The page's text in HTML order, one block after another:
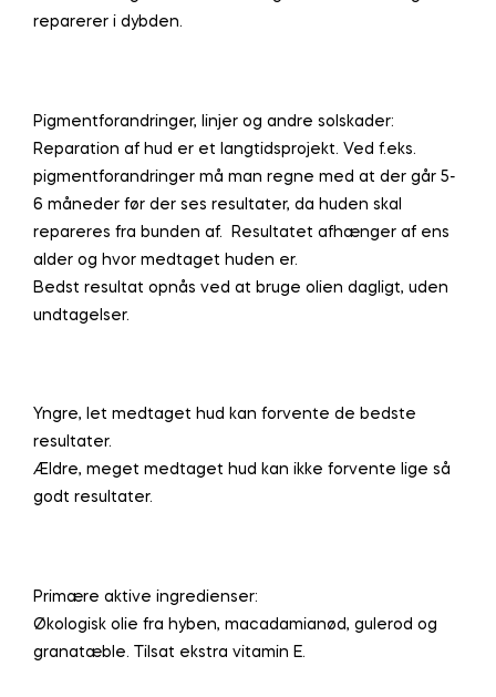
reparerer i dybden.
Pigmentforandringer, linjer og andre solskader:
Reparation af hud er et langtidsprojekt. Ved f.eks.
pigmentforandringer må man regne med at der går 5-
6 måneder før der ses resultater, da huden skal
repareres fra bunden af. Resultatet afhænger af ens
alder og hvor medtaget huden er.
Bedst resultat opnås ved at bruge olien dagligt, uden
undtagelser.
Yngre, let medtaget hud kan forvente de bedste
resultater.
Ældre, meget medtaget hud kan ikke forvente lige så
godt resultater.
Primære aktive ingredienser:
Økologisk olie fra hyben, macadamianød, gulerod og
granatæble. Tilsat ekstra vitamin E.